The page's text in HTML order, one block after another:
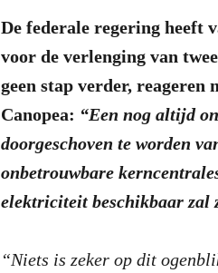
De federale regering heeft
voor de verlenging van
geen stap verder,
Canopea: “Een nog altijd
doorgeschoven te worden
onbetrouwbare
elektriciteit beschikbaar zal
“Niets is zeker op dit